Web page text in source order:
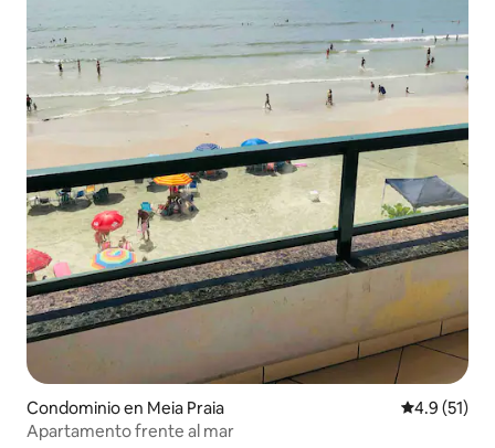
Condominio en Meia Praia Calificación
4.9 (51)
Apartamento frente al mar